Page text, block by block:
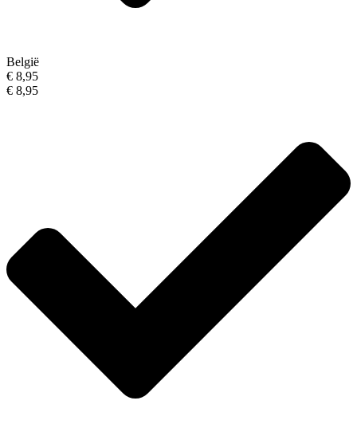
België
€ 8,95
€ 8,95